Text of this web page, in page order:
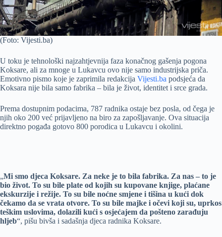
(Foto: Vijesti.ba)
U toku je tehnološki najzahtjevnija faza konačnog gašenja pogona
Koksare, ali za mnoge u Lukavcu ovo nije samo industrijska priča.
Emotivno pismo koje je zaprimila redakcija Vijesti.ba podsjeća da
Koksara nije bila samo fabrika – bila je život, identitet i srce grada.
Prema dostupnim podacima, 787 radnika ostaje bez posla, od čega je
njih oko 200 već prijavljeno na biro za zapošljavanje. Ova situacija
direktno pogađa gotovo 800 porodica u Lukavcu i okolini.
„Mi smo djeca Koksare. Za neke je to bila fabrika. Za nas – to je
bio život. To su bile plate od kojih su kupovane knjige, plaćane
ekskurzije i režije. To su bile noćne smjene i tišina u kući dok
čekamo da se vrata otvore. To su bile majke i očevi koji su, uprkos
teškim uslovima, dolazili kući s osjećajem da pošteno zarađuju
hljeb“, pišu bivša i sadašnja djeca radnika Koksare.